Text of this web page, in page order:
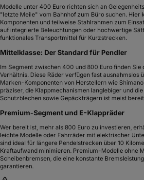
Modelle unter 400 Euro richten sich an
"letzte Meile" vom Bahnhof zum Büro suchen. Hier
Komponenten und teilweise Stahlrahmen zum
auf integrierte Beleuchtungen oder hochwertige
funktionales Transportmittel für Kurzstrecken.
Mittelklasse: Der Standard für Pendler
Im Segment zwischen 400 und 800 Euro finden Sie
Verhältnis. Diese Räder verfügen fast ausnahmslos
Marken-Komponenten von Herstellern wie
präziser, die Klappmechanismen langlebiger und
Schutzblechen sowie Gepäckträgern ist meist
Premium-Segment und E-Klappräder
Wer bereit ist, mehr als 800 Euro zu investieren,
leichte Modelle oder Fahrräder mit elektrischer
sind ideal für längere Pendelstrecken über 10
Kraftaufwand minimieren. Premium-Modelle ohne
Scheibenbremsen, die eine konstante
garantieren.